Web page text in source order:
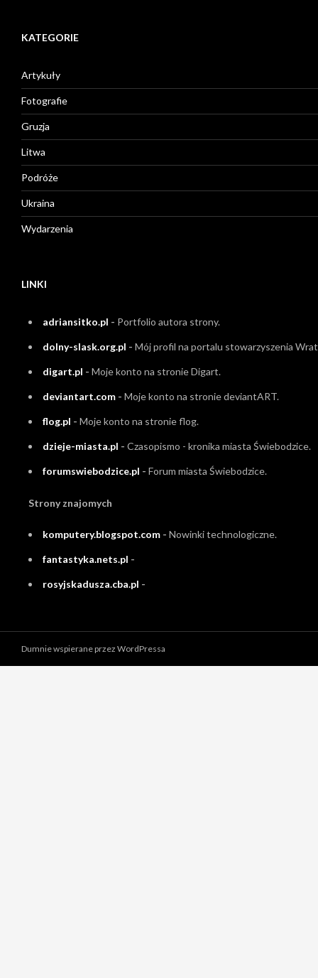
KATEGORIE
Artykuły
Fotografie
Gruzja
Litwa
Podróże
Ukraina
Wydarzenia
LINKI
adriansitko.pl - Portfolio autora strony.
dolny-slask.org.pl - Mój profil na portalu stowarzyszenia
digart.pl - Moje konto na stronie Digart.
deviantart.com - Moje konto na stronie deviantART.
flog.pl - Moje konto na stronie flog.
dzieje-miasta.pl - Czasopismo - kronika miasta Świebodzice.
forumswiebodzice.pl - Forum miasta Świebodzice.
Strony znajomych
komputery.blogspot.com - Nowinki technologiczne.
fantastyka.nets.pl -
rosyjskadusza.cba.pl -
Dumnie wspierane przez WordPressa